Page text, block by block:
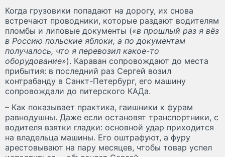
Когда грузовики попадают на дорогу, их снова
встречают проводники, которые раздают водителям
пломбы и липовые документы («в прошлый раз я вёз
в Россию польские яблоки, а по документам
получалось, что я перевозил какое-то
оборудование»). Караван сопровождают до места
прибытия: в последний раз Сергей возил
контрабанду в Санкт-Петербург, его машину
сопровождали до питерского КАДа.
– Как показывает практика, гаишники к фурам
равнодушны. Даже если остановят транспортники, с
водителя взятки гладки: основной удар приходится
на владельца машины. Его оштрафуют, а фуру
арестовывают на пару месяцев, чтобы товар успел